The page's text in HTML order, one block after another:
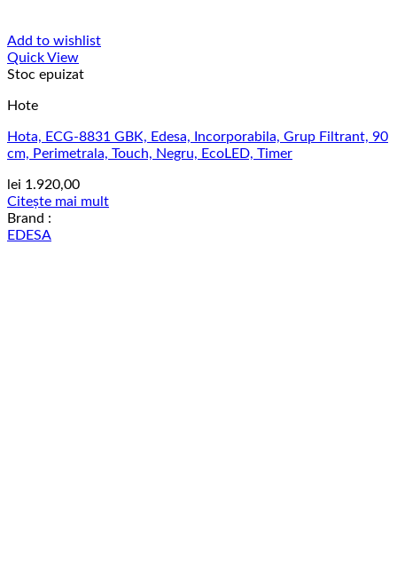
Add to wishlist
Quick View
Stoc epuizat
Hote
Hota, ECG-8831 GBK, Edesa, Incorporabila, Grup Filtrant, 90
cm, Perimetrala, Touch, Negru, EcoLED, Timer
lei 1.920,00
Citește mai mult
Brand :
EDESA